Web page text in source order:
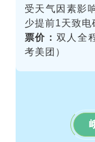
受天气因素影
少提前1天致电
票价： 双人全
考美团）